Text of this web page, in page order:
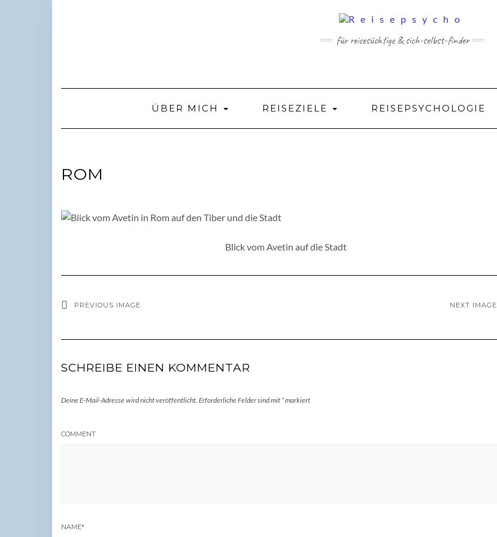
für reisesüchtige & sich-selbst-finder
ÜBER MICH REISEZIELE REISEPSYCHOLOGIE
ROM
Blick vom Avetin auf die Stadt
PREVIOUS IMAGE NEXT IMAGE
SCHREIBE EINEN KOMMENTAR
Deine E-Mail-Adresse wird nicht veröffentlicht. Erforderliche Felder sind mit *markiert
COMMENT
NAME*